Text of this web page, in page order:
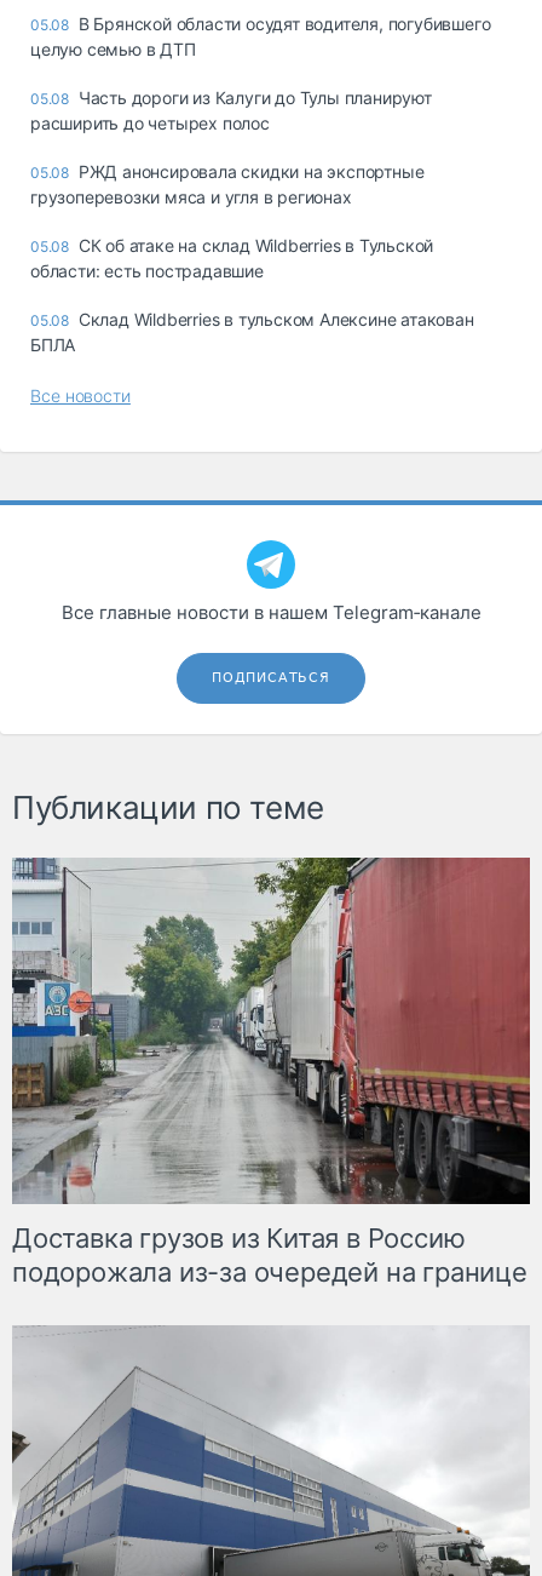
05.08 В Брянской области осудят водителя, погубившего
целую семью в ДТП
05.08 Часть дороги из Калуги до Тулы планируют
расширить до четырех полос
05.08 РЖД анонсировала скидки на экспортные
грузоперевозки мяса и угля в регионах
05.08 СК об атаке на склад Wildberries в Тульской
области: есть пострадавшие
05.08 Склад Wildberries в тульском Алексине атакован
БПЛА
Все новости
Все главные новости в нашем Telegram‑канале
ПОДПИСАТЬСЯ
Публикации по теме
Доставка грузов из Китая в Россию
подорожала из-за очередей на границе